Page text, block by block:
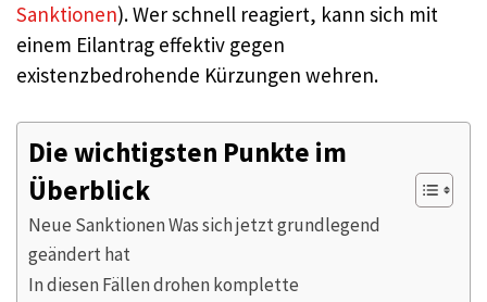
Sanktionen). Wer schnell reagiert, kann sich mit
einem Eilantrag effektiv gegen
existenzbedrohende Kürzungen wehren.
Die wichtigsten Punkte im
Überblick
Neue Sanktionen Was sich jetzt grundlegend
geändert hat
In diesen Fällen drohen komplette